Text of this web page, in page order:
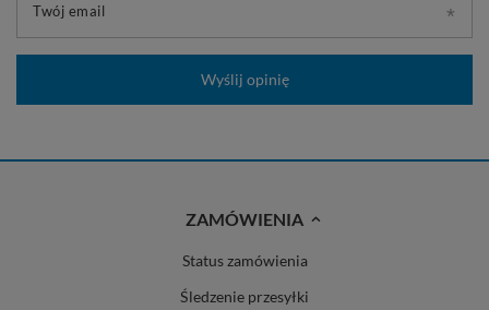
Twój email
Wyślij opinię
ZAMÓWIENIA
Status zamówienia
Śledzenie przesyłki